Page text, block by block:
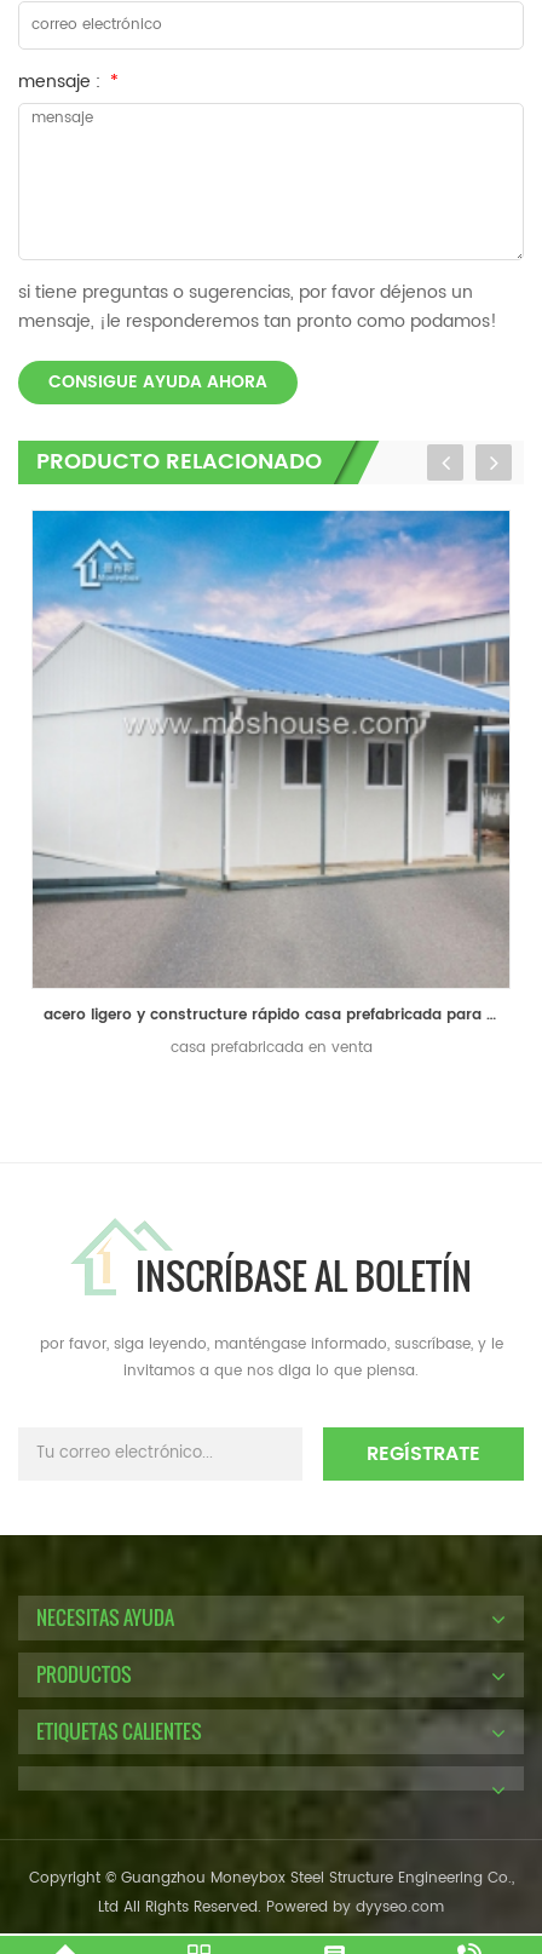
mensaje : *
si tiene preguntas o sugerencias, por favor déjenos un
mensaje, ¡le responderemos tan pronto como podamos!
CONSIGUE AYUDA AHORA
PRODUCTO RELACIONADO
acero ligero y constructure rápido casa prefabricada para la venta
casa prefabricada en venta
INSCRÍBASE AL BOLETÍN
por favor, siga leyendo, manténgase informado, suscríbase, y le
invitamos a que nos diga lo que piensa.
NECESITAS AYUDA
PRODUCTOS
ETIQUETAS CALIENTES
Copyright © Guangzhou Moneybox Steel Structure Engineering Co.,
Ltd All Rights Reserved. Powered by dyyseo.com